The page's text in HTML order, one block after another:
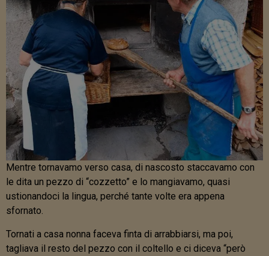
Mentre tornavamo verso casa, di nascosto staccavamo con
le dita un pezzo di “cozzetto” e lo mangiavamo, quasi
ustionandoci la lingua, perché tante volte era appena
sfornato.
Tornati a casa nonna faceva finta di arrabbiarsi, ma poi,
tagliava il resto del pezzo con il coltello e ci diceva “però